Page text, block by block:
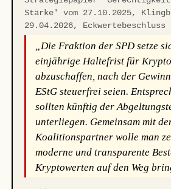
Stärke' vom 27.10.2025,
29.04.2026, Eckwertebeschluss
„Die Fraktion der SPD setze
einjährige Haltefrist für
abzuschaffen, nach der
EStG steuerfrei seien.
sollten künftig der
unterliegen. Gemeinsam mit
Koalitionspartner wolle man
moderne und transparente
Kryptowerten auf den Weg